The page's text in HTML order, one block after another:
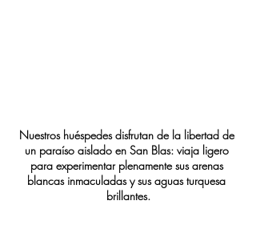
Nuestros huéspedes disfrutan de la libertad de
un paraíso aislado en San Blas: viaja ligero
para experimentar plenamente sus arenas
blancas inmaculadas y sus aguas turquesa
brillantes.